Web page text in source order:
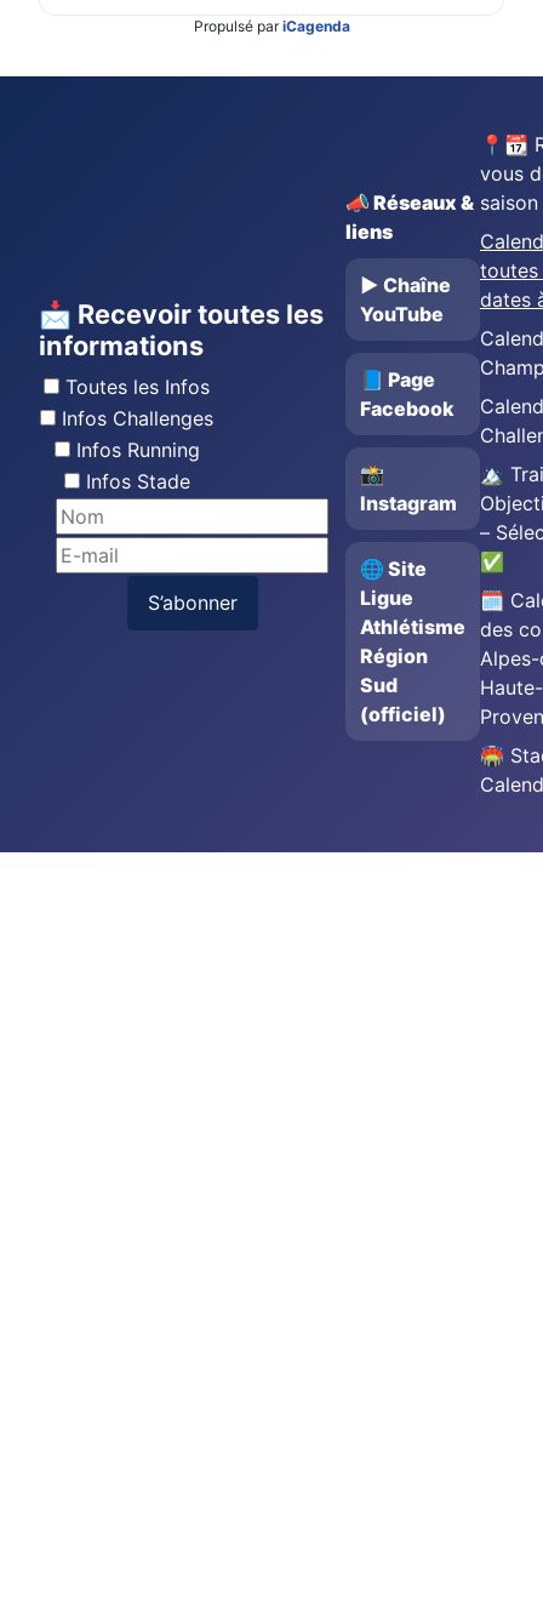
Propulsé pariCagenda
📩 Recevoir toutes les
informations
Toutes les Infos
Infos Challenges
Infos Running
Infos Stade
S’abonner
📣 Réseaux &
liens
▶️ Chaîne
YouTube
📘 Page
Facebook
📸
Instagram
🌐 Site
Ligue
Athlétisme
Région
Sud
(officiel)
📍📆
vous
saison
toutes
dates
🏔️
–
✅
🗓️
des
Haute-
🏟️